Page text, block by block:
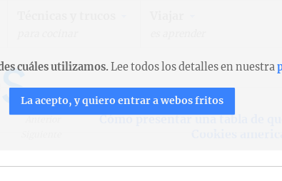
Cómo presentar una tabla de
cuáles utilizamos.Lee todos los detalles en nuestra
La acepto, y quiero entrar a webos fritos